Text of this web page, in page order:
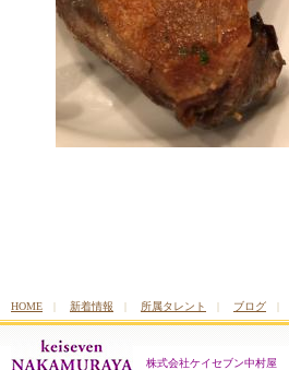
HOME | 新着情報 | 所属タレント | ブログ |
株式会社ケイセブン中村屋